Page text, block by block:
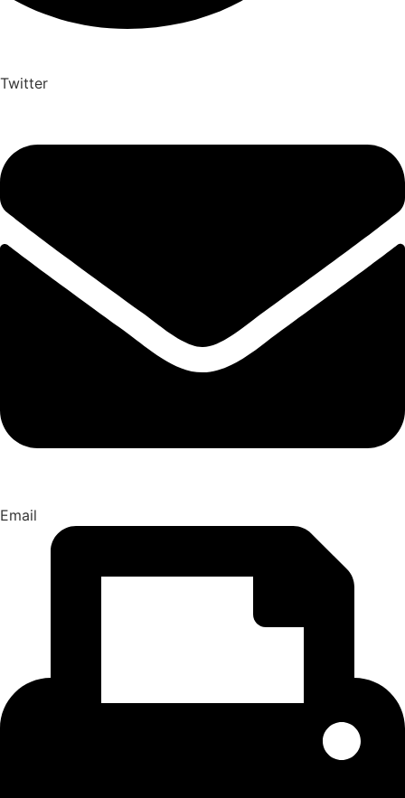
Twitter
Email